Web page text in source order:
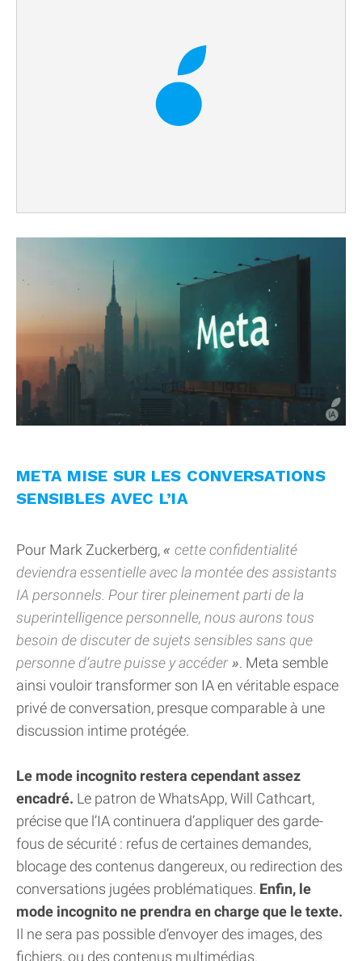
META MISE SUR LES CONVERSATIONS
SENSIBLES AVEC L’IA
Pour Mark Zuckerberg,
cette confidentialité
deviendra essentielle avec la montée des assistants
IA personnels. Pour tirer pleinement parti de la
superintelligence personnelle, nous aurons tous
besoin de discuter de sujets sensibles sans que
personne d’autre puisse y accéder
. Meta semble
ainsi vouloir transformer son IA en véritable espace
privé de conversation, presque comparable à une
discussion intime protégée.
Le mode incognito restera cependant assez
encadré. Le patron de WhatsApp, Will Cathcart,
précise que l’IA continuera d’appliquer des garde-
fous de sécurité : refus de certaines demandes,
blocage des contenus dangereux, ou redirection des
conversations jugées problématiques. Enfin, le
mode incognito ne prendra en charge que le texte.
Il ne sera pas possible d’envoyer des images, des
fichiers, ou des contenus multimédias.